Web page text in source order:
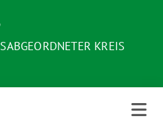
KREIS